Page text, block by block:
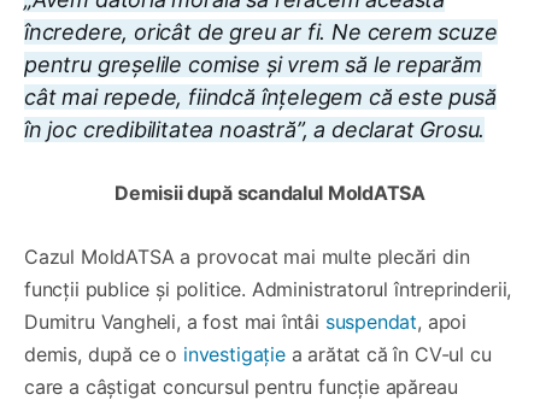
încredere, oricât de greu ar fi. Ne cerem scuze
pentru greșelile comise și vrem să le reparăm
cât mai repede, fiindcă înțelegem că este pusă
în joc credibilitatea noastră”, a declarat Grosu.
Demisii după scandalul MoldATSA
Cazul MoldATSA a provocat mai multe plecări din
funcții publice și politice. Administratorul întreprinderii,
Dumitru Vangheli, a fost mai întâi suspendat, apoi
demis, după ce o investigațiea arătat că în CV-ul cu
care a câștigat concursul pentru funcție apăreau